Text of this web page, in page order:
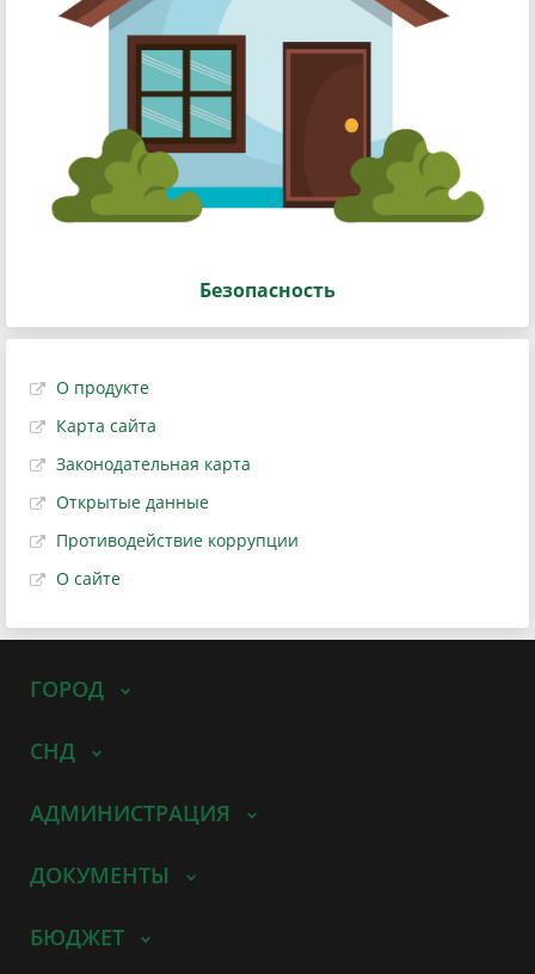
Безопасность
О продукте
Карта сайта
Законодательная карта
Открытые данные
Противодействие коррупции
О сайте
ГОРОД
СНД
АДМИНИСТРАЦИЯ
ДОКУМЕНТЫ
БЮДЖЕТ